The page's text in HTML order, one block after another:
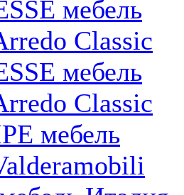
мебель
Classic
мебель
Classic
мебель